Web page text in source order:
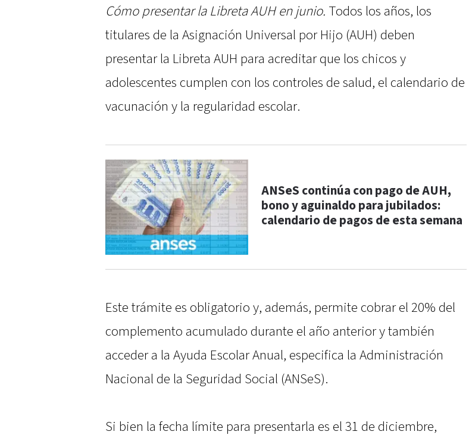
Cómo presentar la Libreta AUH en junio. Todos los años, los
titulares de la Asignación Universal por Hijo (AUH) deben
presentar la Libreta AUH para acreditar que los chicos y
adolescentes cumplen con los controles de salud, el calendario de
vacunación y la regularidad escolar.
ANSeS continúa con pago de AUH,
bono y aguinaldo para jubilados:
calendario de pagos de esta semana
Este trámite es obligatorio y, además, permite cobrar el 20% del
complemento acumulado durante el año anterior y también
acceder a la Ayuda Escolar Anual, especifica la Administración
Nacional de la Seguridad Social (ANSeS).
Si bien la fecha límite para presentarla es el 31 de diciembre,